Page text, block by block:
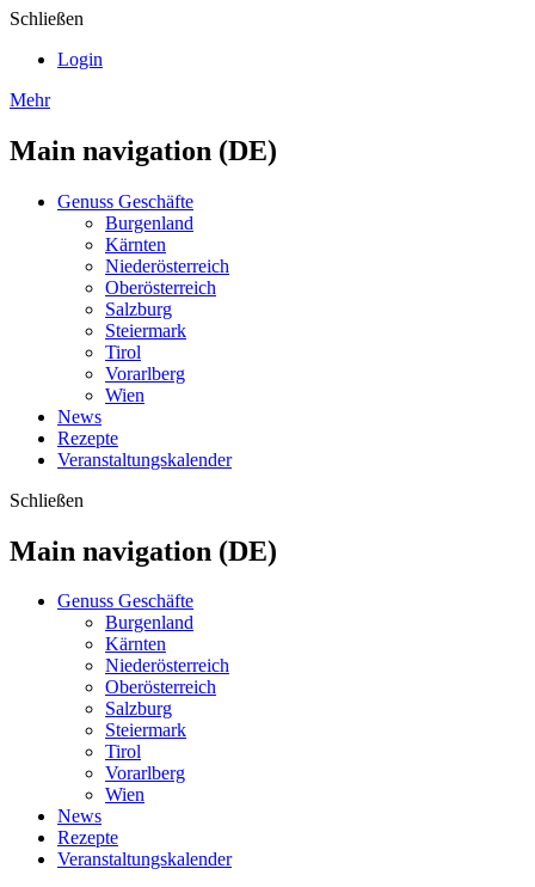
Schließen
Login
Mehr
Main navigation (DE)
Genuss Geschäfte
Burgenland
Kärnten
Niederösterreich
Oberösterreich
Salzburg
Steiermark
Tirol
Vorarlberg
Wien
News
Rezepte
Veranstaltungskalender
Schließen
Main navigation (DE)
Genuss Geschäfte
Burgenland
Kärnten
Niederösterreich
Oberösterreich
Salzburg
Steiermark
Tirol
Vorarlberg
Wien
News
Rezepte
Veranstaltungskalender